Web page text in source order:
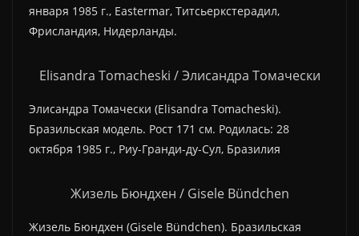
января 1985 г., Eastermar, Титсьеркстерадил,
Фрисландия, Нидерланды.
Elisandra Tomacheski / Элисандра Томачески
Элисандра Томачески (Elisandra Tomacheski).
Бразильская модель. Рост 171 см. Родилась: 28
октября 1985 г., Риу-Гранди-ду-Сул, Бразилия
Жизель Бюндхен / Gisele Bündchen
Жизель Бюндхен (Gisele Bündchen). Бразильская